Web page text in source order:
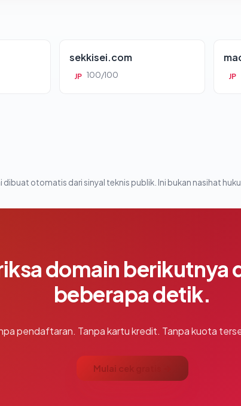
sekkisei.com
JP 100/100 JP
dibuat otomatis dari sinyal teknis publik. Ini bukan nasihat
domain berikutnya
beberapa detik.
pendaftaran. Tanpa kartu kredit. Tanpa kuota
Mulai cek gratis →